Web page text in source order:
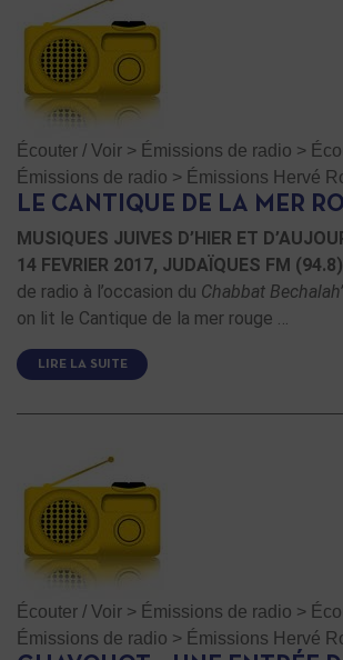
Écouter / Voir > Émissions de radio >
Émissions de radio > Émissions Hervé
LE CANTIQUE DE LA MER
MUSIQUES JUIVES D’HIER ET
14 FEVRIER 2017, JUDAÏQUES FM
de radio à l’occasion du Chabbat Bechalah’
on lit le Cantique de la mer rouge …
LIRE LA SUITE
Écouter / Voir > Émissions de radio >
Émissions de radio > Émissions Hervé